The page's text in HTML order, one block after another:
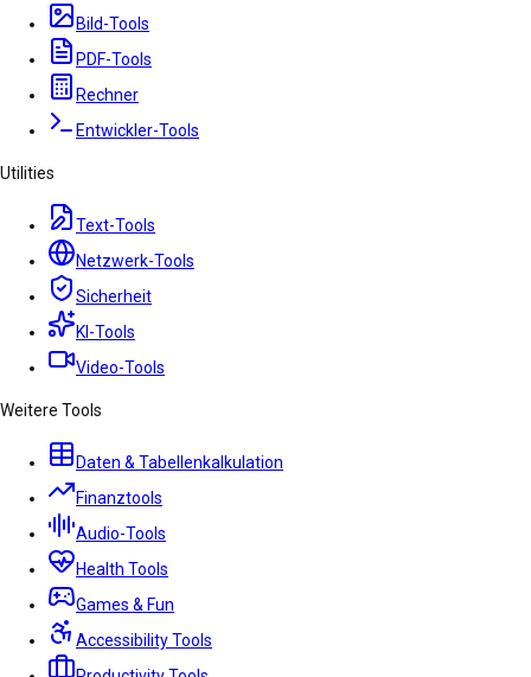
Bild-Tools
PDF-Tools
Rechner
Entwickler-Tools
Utilities
Text-Tools
Netzwerk-Tools
Sicherheit
KI-Tools
Video-Tools
Weitere Tools
Daten & Tabellenkalkulation
Finanztools
Audio-Tools
Health Tools
Games & Fun
Accessibility Tools